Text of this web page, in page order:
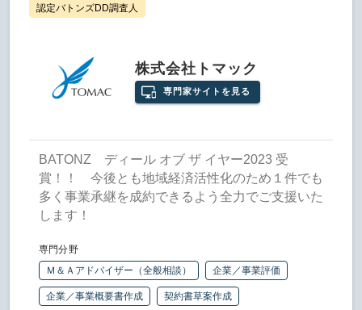
認定バトンズDD調査人
株式会社トマック
専門家サイトを見る
BATONZ ディール オブ ザ イヤー2023 受
賞！！ 今後とも地域経済活性化のため１件でも
多く事業承継を成約できるよう全力でご支援いた
します！
専門分野
Ｍ＆Ａアドバイザー（全般相談）
企業／事業評価
企業／事業概要書作成 契約書草案作成